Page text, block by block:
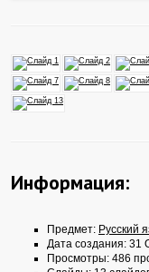
Информация:
Предмет: Русский
Дата создания: 31
Просмотры: 486